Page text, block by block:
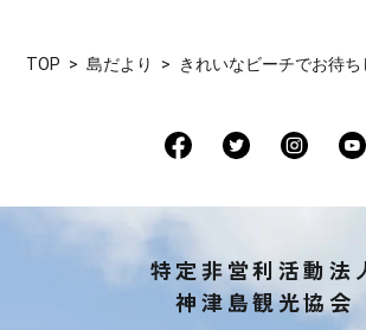
TOP 島だより きれいなビーチでお待ち
特定非営利活動法
神津島観光協会